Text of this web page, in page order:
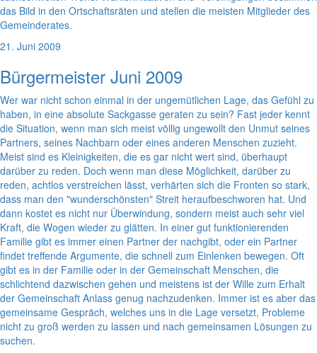
das Bild in den Ortschaftsräten und stellen die meisten Mitglieder des
Gemeinderates.
21. Juni 2009
Bürgermeister Juni 2009
Wer war nicht schon einmal in der ungemütlichen Lage, das Gefühl zu
haben, in eine absolute Sackgasse geraten zu sein? Fast jeder kennt
die Situation, wenn man sich meist völlig ungewollt den Unmut seines
Partners, seines Nachbarn oder eines anderen Menschen zuzieht.
Meist sind es Kleinigkeiten, die es gar nicht wert sind, überhaupt
darüber zu reden. Doch wenn man diese Möglichkeit, darüber zu
reden, achtlos verstreichen lässt, verhärten sich die Fronten so stark,
dass man den "wunderschönsten" Streit heraufbeschworen hat. Und
dann kostet es nicht nur Überwindung, sondern meist auch sehr viel
Kraft, die Wogen wieder zu glätten. In einer gut funktionierenden
Familie gibt es immer einen Partner der nachgibt, oder ein Partner
findet treffende Argumente, die schnell zum Einlenken bewegen. Oft
gibt es in der Familie oder in der Gemeinschaft Menschen, die
schlichtend dazwischen gehen und meistens ist der Wille zum Erhalt
der Gemeinschaft Anlass genug nachzudenken. Immer ist es aber das
gemeinsame Gespräch, welches uns in die Lage versetzt, Probleme
nicht zu groß werden zu lassen und nach gemeinsamen Lösungen zu
suchen.